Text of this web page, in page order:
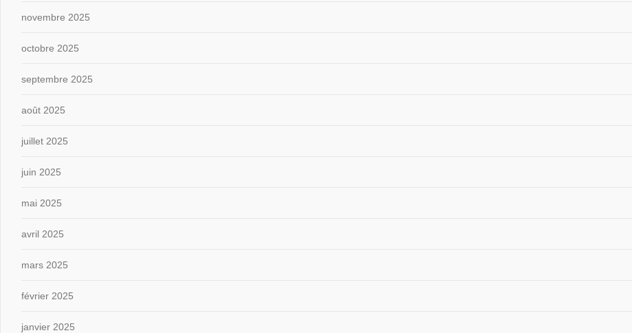
novembre 2025
octobre 2025
septembre 2025
août 2025
juillet 2025
juin 2025
mai 2025
avril 2025
mars 2025
février 2025
janvier 2025